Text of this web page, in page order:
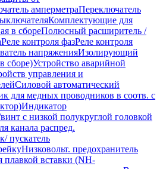
амперметраПереключатель
Комплектующие для
в сбореПолюсный расширитель /
Реле контроля фазРеле контроля
напряженияИзолирующий
сборе)Устройство аварийной
управления и
Силовой автоматический
для медных проводников в соотв. с
Индикатор
с низкой полукруглой головкой
канала распред.
пускатель
Низковольт. предохранитель
плавкой вставки (NH-